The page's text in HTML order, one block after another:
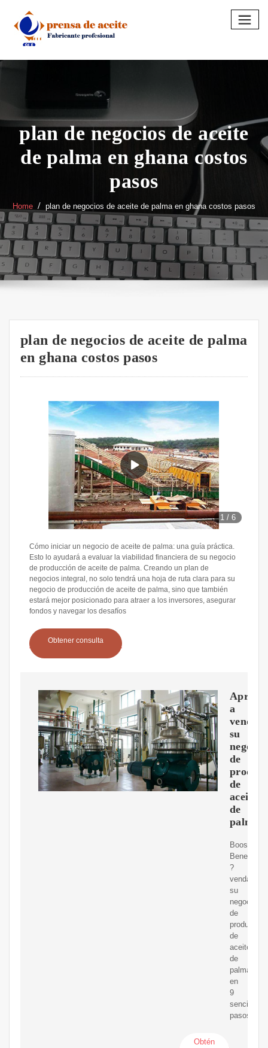
content
plan de negocios de aceite
de palma en ghana costos
pasos
Home plan de negocios de aceite de palma en ghana costos pasos
plan de negocios de aceite de palma
en ghana costos pasos
1 /6
Cómo iniciar un negocio de aceite de palma: una guía práctica.
Esto lo ayudará a evaluar la viabilidad financiera de su negocio
de producción de aceite de palma. Creando un plan de
negocios integral, no solo tendrá una hoja de ruta clara para su
negocio de producción de aceite de palma, sino que también
estará mejor posicionado para atraer a los inversores, asegurar
fondos y navegar los desafíos
Obtener consulta
a
vender
su
negocio
de
de
aceite
de
palma
Boost
Beneficios:
?
venda
su
negocio
de
producción
de
aceite
de
palma
en
9
sencillos
pasos!
Obtén